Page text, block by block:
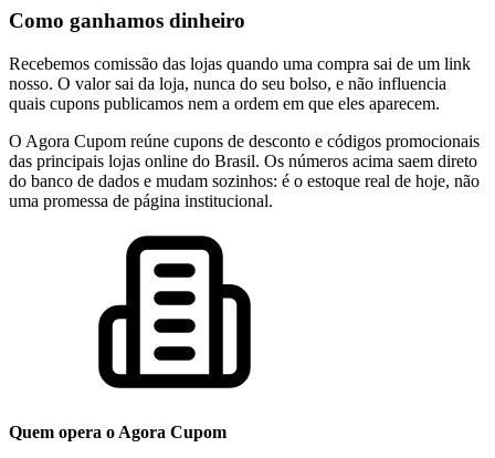
Como ganhamos dinheiro
Recebemos comissão das lojas quando uma compra sai de um link
nosso. O valor sai da loja, nunca do seu bolso, e não influencia
quais cupons publicamos nem a ordem em que eles aparecem.
O Agora Cupom reúne cupons de desconto e códigos promocionais
das principais lojas online do Brasil. Os números acima saem direto
do banco de dados e mudam sozinhos: é o estoque real de hoje, não
uma promessa de página institucional.
Quem opera o Agora Cupom